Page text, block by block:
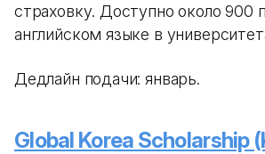
страховку. Доступно около 900
английском языке в
Дедлайн подачи: январь.
Global Korea Scholarship